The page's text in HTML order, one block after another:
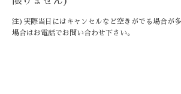
注)実際当日にはキャンセルなど空きがでる場合が
場合はお電話でお問い合わせ下さい。